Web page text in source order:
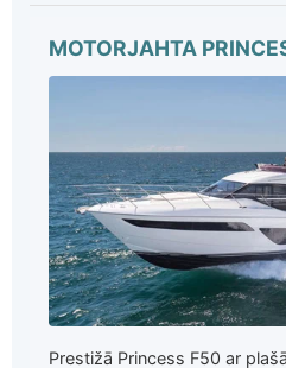
MOTORJAHTA
Prestižā Princess F50 ar